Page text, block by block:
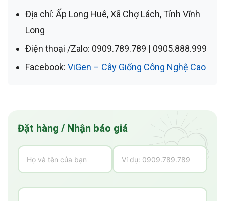
Địa chỉ: Ấp Long Huê, Xã Chợ Lách, Tỉnh Vĩnh
Long
Điện thoại /Zalo: 0909.789.789 | 0905.888.999
Facebook: ViGen – Cây Giống Công Nghệ Cao
Đặt hàng / Nhận báo giá